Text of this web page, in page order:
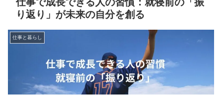
り返り」が未来の自分を創る
仕事と暮らし